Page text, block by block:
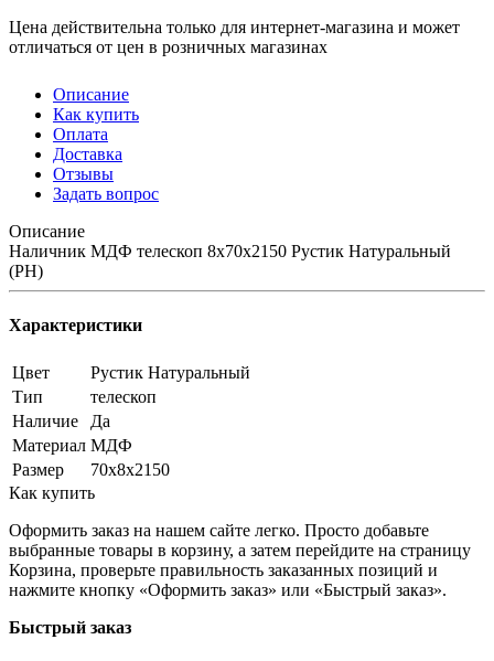
Цена действительна только для интернет-магазина и может
отличаться от цен в розничных магазинах
Описание
Как купить
Оплата
Доставка
Отзывы
Задать вопрос
Описание
Наличник МДФ телескоп 8х70х2150 Рустик Натуральный
(РН)
Характеристики
Цвет
Рустик Натуральный
Тип
телескоп
Наличие
Да
Материал МДФ
Размер
70х8х2150
Как купить
Оформить заказ на нашем сайте легко. Просто добавьте
выбранные товары в корзину, а затем перейдите на страницу
Корзина, проверьте правильность заказанных позиций и
нажмите кнопку «Оформить заказ» или «Быстрый заказ».
Быстрый заказ